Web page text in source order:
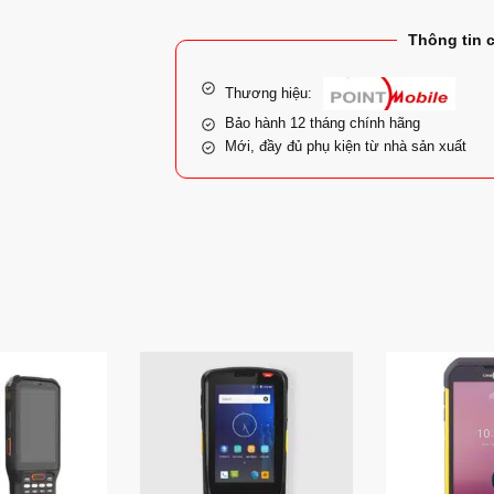
Thông tin
Thương hiệu:
Bảo hành 12 tháng chính hãng
Mới, đầy đủ phụ kiện từ nhà sản xuất